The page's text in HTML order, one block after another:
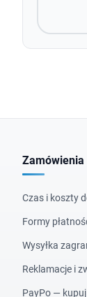
Zamówienia
Czas i koszty
Formy
Wysyłka
Reklamacje i
PayPo —